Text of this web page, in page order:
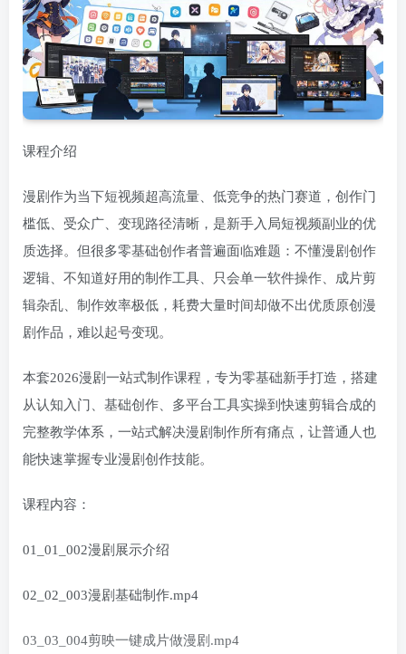
课程介绍
漫剧作为当下短视频超高流量、低竞争的热门赛道，创作门
槛低、受众广、变现路径清晰，是新手入局短视频副业的优
质选择。但很多零基础创作者普遍面临难题：不懂漫剧创作
逻辑、不知道好用的制作工具、只会单一软件操作、成片剪
辑杂乱、制作效率极低，耗费大量时间却做不出优质原创漫
剧作品，难以起号变现。
本套2026漫剧一站式制作课程，专为零基础新手打造，搭建
从认知入门、基础创作、多平台工具实操到快速剪辑合成的
完整教学体系，一站式解决漫剧制作所有痛点，让普通人也
能快速掌握专业漫剧创作技能。
课程内容：
01_01_002漫剧展示介绍
02_02_003漫剧基础制作.mp4
03_03_004剪映一键成片做漫剧.mp4